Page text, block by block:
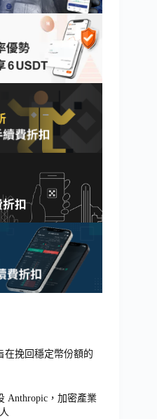
在挽回穩定幣份額的
Anthropic，加密產業